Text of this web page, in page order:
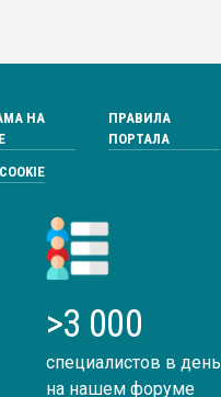
НА
ПРАВИЛА
ПОРТАЛА
>3 000
специалистов в день
на нашем форуме